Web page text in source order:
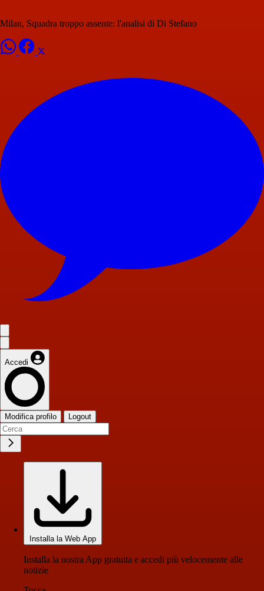
Milan, Squadra troppo assente: l'analisi di Di Stefano
Accedi
Modifica profilo Logout
Installa la Web App
Installa la nostra App gratuita e accedi più velocemente alle
notizie